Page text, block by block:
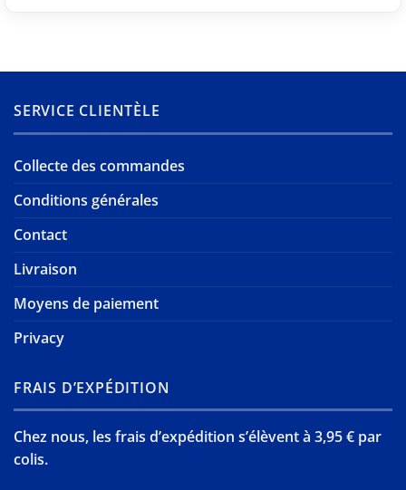
SERVICE CLIENTÈLE
Collecte des commandes
Conditions générales
Contact
Livraison
Moyens de paiement
Privacy
FRAIS D’EXPÉDITION
Chez nous, les frais d’expédition s’élèvent à 3,95 € par
colis.